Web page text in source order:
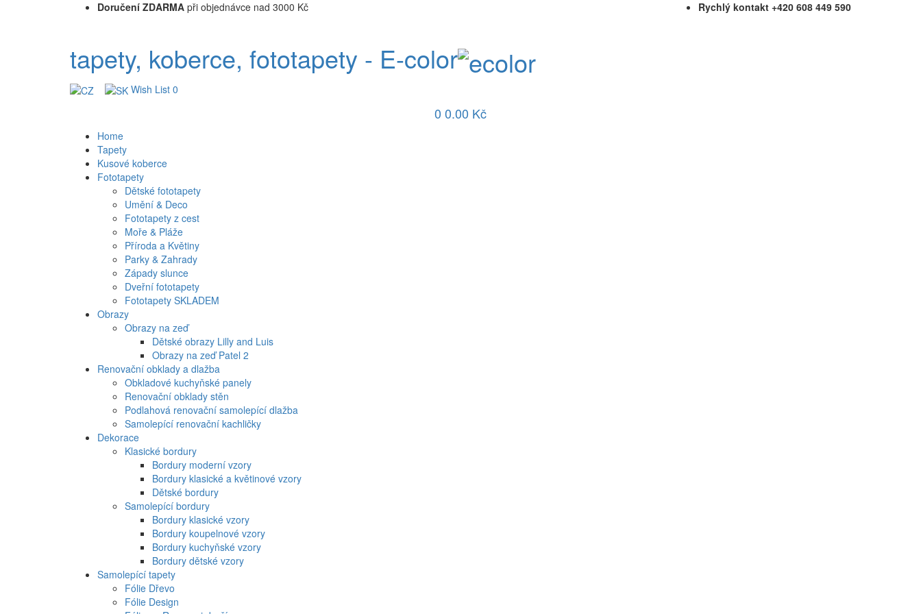
Doručení ZDARMA při objednávce nad 3000 Kč Rychlý kontakt +420 608 449 590
tapety, koberce, fototapety - E-color
Wish List 0
0 0.00 Kč
Home
Tapety
Kusové koberce
Fototapety
Dětské fototapety
Umění & Deco
Fototapety z cest
Moře & Pláže
Příroda a Květiny
Parky & Zahrady
Západy slunce
Dveřní fototapety
Fototapety SKLADEM
Obrazy
Obrazy na zeď
Dětské obrazy Lilly and Luis
Obrazy na zeď Patel 2
Renovační obklady a dlažba
Obkladové kuchyňské panely
Renovační obklady stěn
Podlahová renovační samolepící dlažba
Samolepící renovační kachličky
Dekorace
Klasické bordury
Bordury moderní vzory
Bordury klasické a květinové vzory
Dětské bordury
Samolepící bordury
Bordury klasické vzory
Bordury koupelnové vzory
Bordury kuchyňské vzory
Bordury dětské vzory
Samolepící tapety
Fólie Dřevo
Fólie Design